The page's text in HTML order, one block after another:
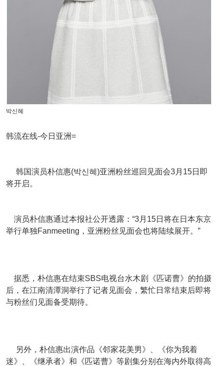
박신혜
韩流在线-今日亚洲=
韩国演员朴信惠(박신혜)亚洲粉丝巡回见面会3月15日即
将开启。
演员朴信惠通过本报社公开透露：“3月15日将在日本东京
举行单独Fanmeeting，亚洲粉丝见面会也将陆续展开。”
据悉，朴信惠在结束SBS电视台水木剧《匹诺曹》的拍摄
后，在江南清潭洞举行了记者见面会，繁忙日常结束后即将
与粉丝们见面备受期待。
另外，朴信惠出演作品《邻家花美男》、《你为我着
迷》、《继承者》和《匹诺曹》等剧集分别在海内外取得高